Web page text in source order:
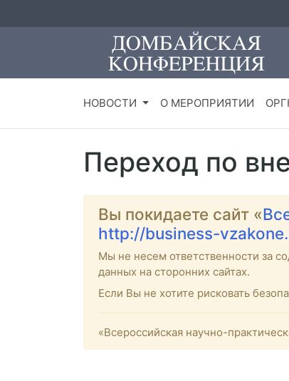
НОВОСТИ О МЕРОПРИЯТИИ
Переход по
Вы покидаете сайт «
http://business-
Мы не несем ответственности за
данных на сторонних сайтах.
Если Вы не хотите рисковать
«Всероссийская научно-